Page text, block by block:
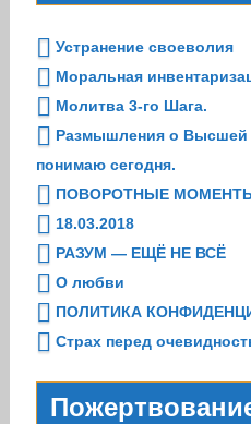
Устранение своеволия
Моральная
Молитва 3-го Шага.
Размышления о Высшей
понимаю сегодня.
ПОВОРОТНЫЕ
18.03.2018
РАЗУМ — ЕЩЁ НЕ ВСЁ
О любви
ПОЛИТИКА
Страх перед